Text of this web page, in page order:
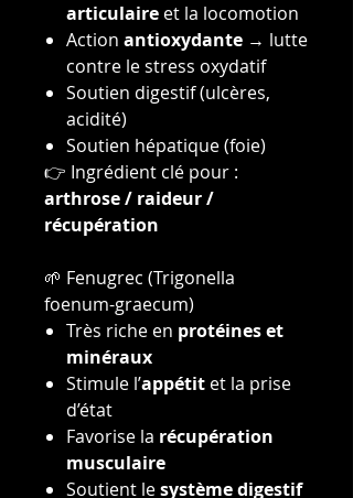
articulaire et la locomotion
Action antioxydante → lutte
contre le stress oxydatif
Soutien digestif (ulcères,
acidité)
Soutien hépatique (foie)
👉 Ingrédient clé pour :
arthrose / raideur /
récupération
🌱 Fenugrec (Trigonella
foenum-graecum)
Très riche en protéines et
minéraux
Stimule l’appétit et la prise
d’état
Favorise la récupération
musculaire
Soutient lesystème digestif